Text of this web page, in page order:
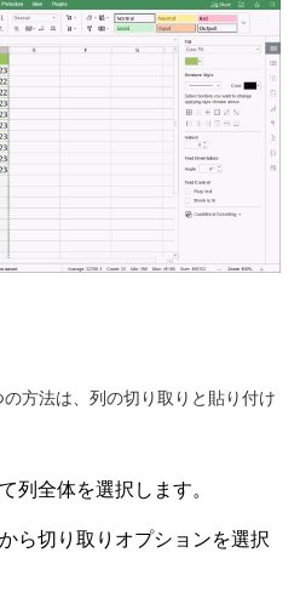
方法は、列の切り取りと貼り付け
列全体を選択します。
ら切り取りオプションを選択